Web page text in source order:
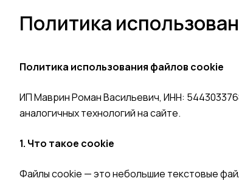
Политика
Политика использования файлов cookie
ИП Маврин Роман Васильевич, ИНН:
аналогичных технологий на сайте.
1. Что такое cookie
Файлы cookie — это небольшие текстовые